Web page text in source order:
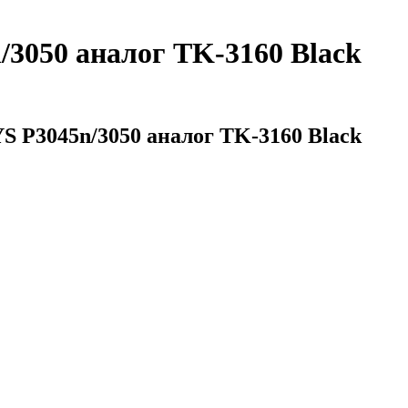
аналог TK-3160 Black
P3045n/3050 аналог TK-3160 Black